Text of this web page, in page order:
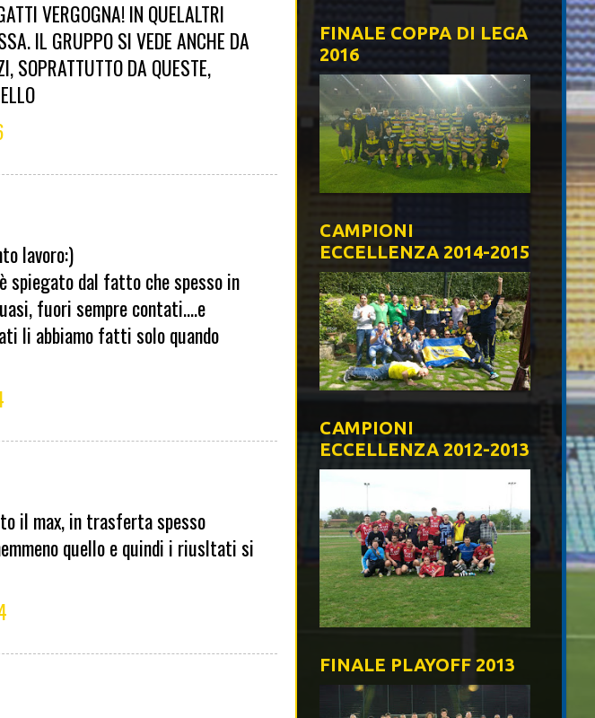
VERGOGNA! IN QUELALTRI
IL GRUPPO SI VEDE ANCHE DA
SOPRATTUTTO DA QUESTE,
lavoro:)
spiegato dal fatto che spesso in
fuori sempre contati....e
li abbiamo fatti solo quando
il max, in trasferta spesso
quello e quindi i riusltati si
FINALE COPPA DI LEGA
2016
CAMPIONI
ECCELLENZA 2014-2015
CAMPIONI
ECCELLENZA 2012-2013
FINALE PLAYOFF 2013